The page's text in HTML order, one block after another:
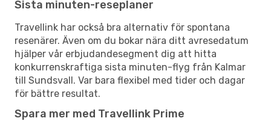
Sista minuten-reseplaner
Travellink har också bra alternativ för spontana
resenärer. Även om du bokar nära ditt avresedatum
hjälper vår erbjudandesegment dig att hitta
konkurrenskraftiga sista minuten-flyg från Kalmar
till Sundsvall. Var bara flexibel med tider och dagar
för bättre resultat.
Spara mer med Travellink Prime